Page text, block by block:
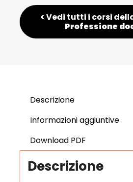
< Vedi tutti i corsi
Professione
Descrizione
Informazioni aggiuntive
Download PDF
Descrizione